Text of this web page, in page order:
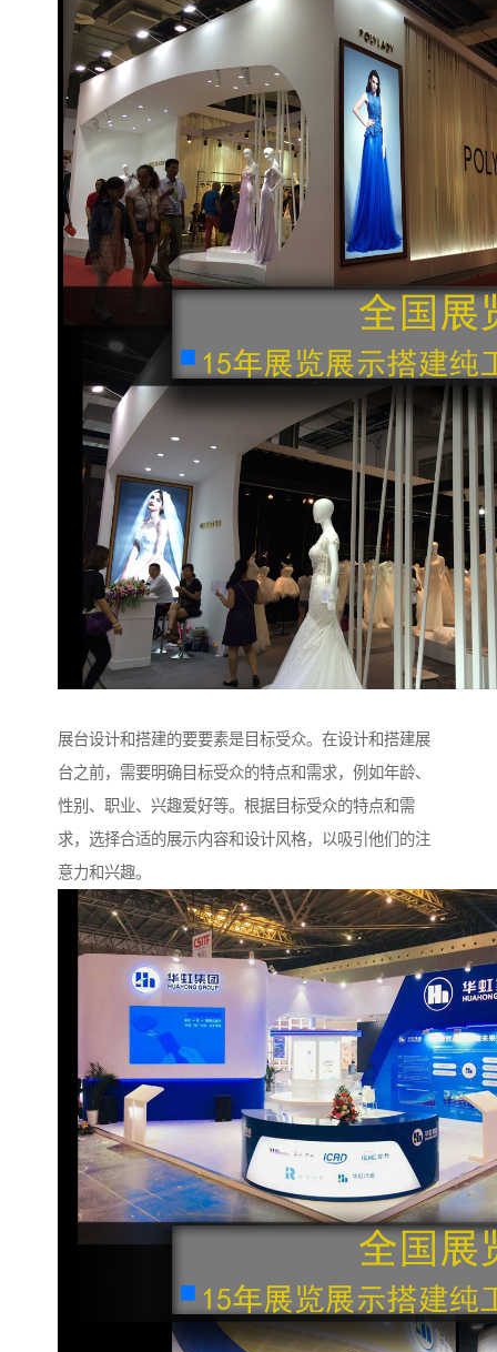
展台设计和搭建的要要素是目标受众。在设计和搭建展
台之前，需要明确目标受众的特点和需求，例如年龄、
性别、职业、兴趣爱好等。根据目标受众的特点和需
求，选择合适的展示内容和设计风格，以吸引他们的注
意力和兴趣。